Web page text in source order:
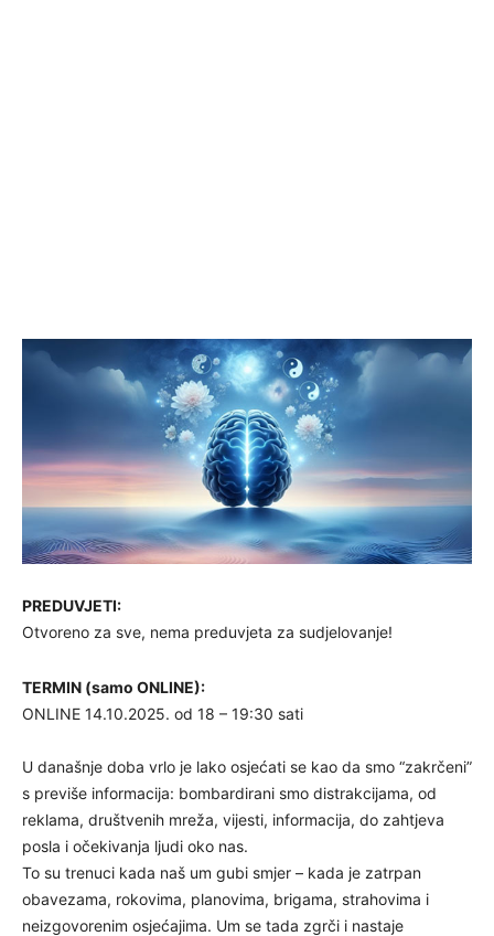
PREDUVJETI:
Otvoreno za sve, nema preduvjeta za sudjelovanje!
TERMIN (samo ONLINE):
ONLINE 14.10.2025. od 18 – 19:30 sati
U današnje doba vrlo je lako osjećati se kao da smo “zakrčeni”
s previše informacija: bombardirani smo distrakcijama, od
reklama, društvenih mreža, vijesti, informacija, do zahtjeva
posla i očekivanja ljudi oko nas.
To su trenuci kada naš um gubi smjer – kada je zatrpan
obavezama, rokovima, planovima, brigama, strahovima i
neizgovorenim osjećajima. Um se tada zgrči i nastaje